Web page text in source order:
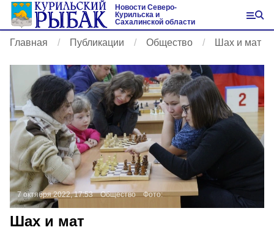
Новости Северо-
Курильска и
Сахалинской области
Главная Публикации Общество Шах и мат
7 октября 2022, 17:53 Общество Фото:
Шах и мат